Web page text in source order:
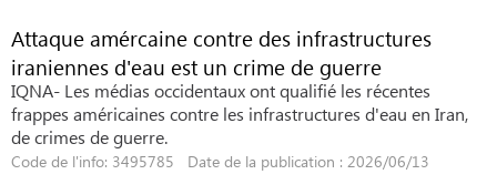
Attaque amércaine contre des infrastructures
iraniennes d'eau est un crime de guerre
IQNA- Les médias occidentaux ont qualifié les récentes
frappes américaines contre les infrastructures d'eau en Iran,
de crimes de guerre.
Code de l'info: 3495785 Date de la publication : 2026/06/13